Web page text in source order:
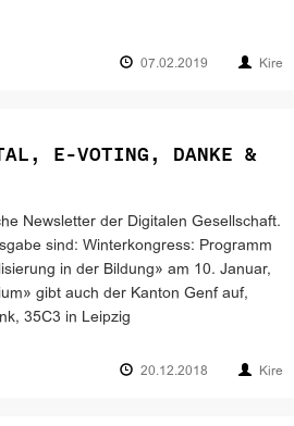
07.02.2019 Kire
E-VOTING, DANKE &
Newsletter der Digitalen Gesellschaft.
sind: Winterkongress: Programm
in der Bildung» am 10. Januar,
gibt auch der Kanton Genf auf,
35C3 in Leipzig
20.12.2018 Kire